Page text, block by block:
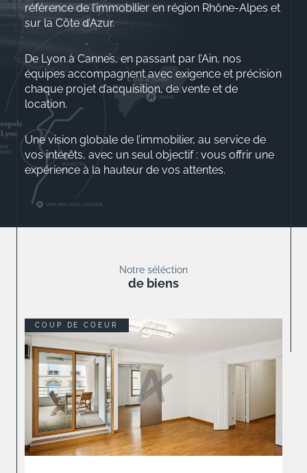
référence de l’immobilier en région Rhône-Alpes et
sur la Côte d’Azur.
De Lyon à Cannes, en passant par l’Ain, nos
équipes accompagnent avec exigence et précision
chaque projet d’acquisition, de vente et de
location.
Une vision globale de l’immobilier, au service de
vos intérêts, avec un seul objectif : vous offrir une
expérience à la hauteur de vos attentes.
Notre séléction
de biens
COUP DE COEUR